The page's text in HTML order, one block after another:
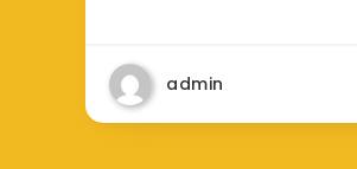
admin